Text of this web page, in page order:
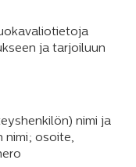
ja tarjoiluun
nimi ja
nimi; osoite,